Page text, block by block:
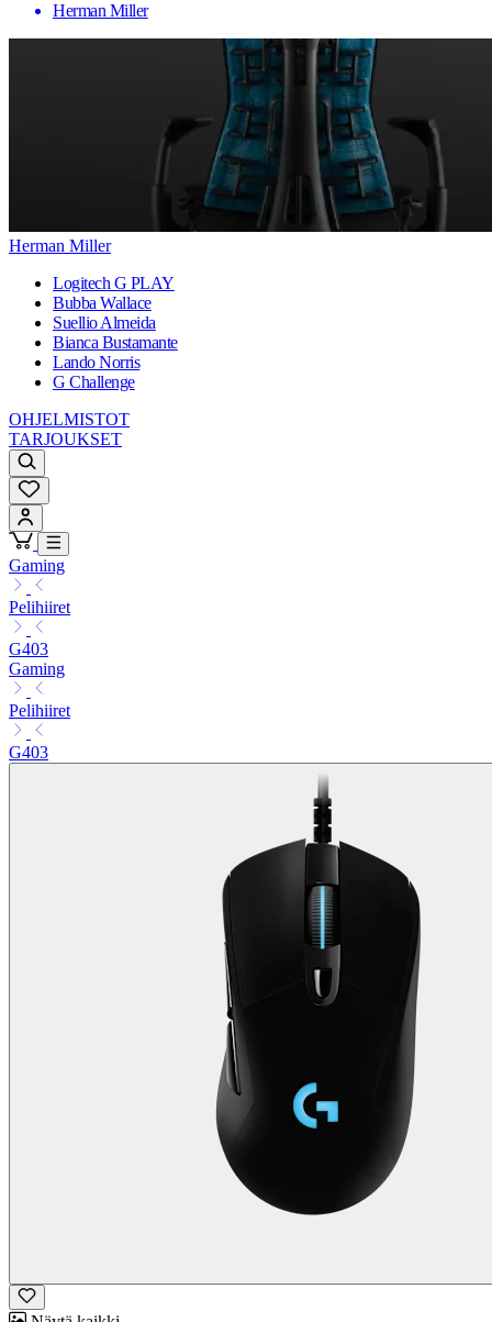
Herman Miller
Herman Miller
Logitech G PLAY
Bubba Wallace
Suellio Almeida
Bianca Bustamante
Lando Norris
G Challenge
OHJELMISTOT
TARJOUKSET
Gaming
Pelihiiret
G403
Gaming
Pelihiiret
G403